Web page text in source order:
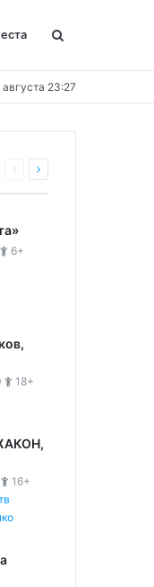
августа 23:27
6+
18+
16+